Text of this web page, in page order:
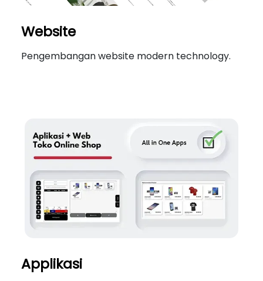
Website
Pengembangan website modern technology.
Applikasi